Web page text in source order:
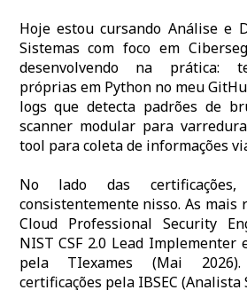
Hoje estou cursando Análise e
Sistemas com foco em
desenvolvendo na prática:
próprias em Python no meu
logs que detecta padrões de
scanner modular para
tool para coleta de informações
No lado das
consistentemente nisso. As mais
Cloud Professional Security
NIST CSF 2.0 Lead Implementer
pela TIexames (Mai
certificações pela IBSEC (Analista